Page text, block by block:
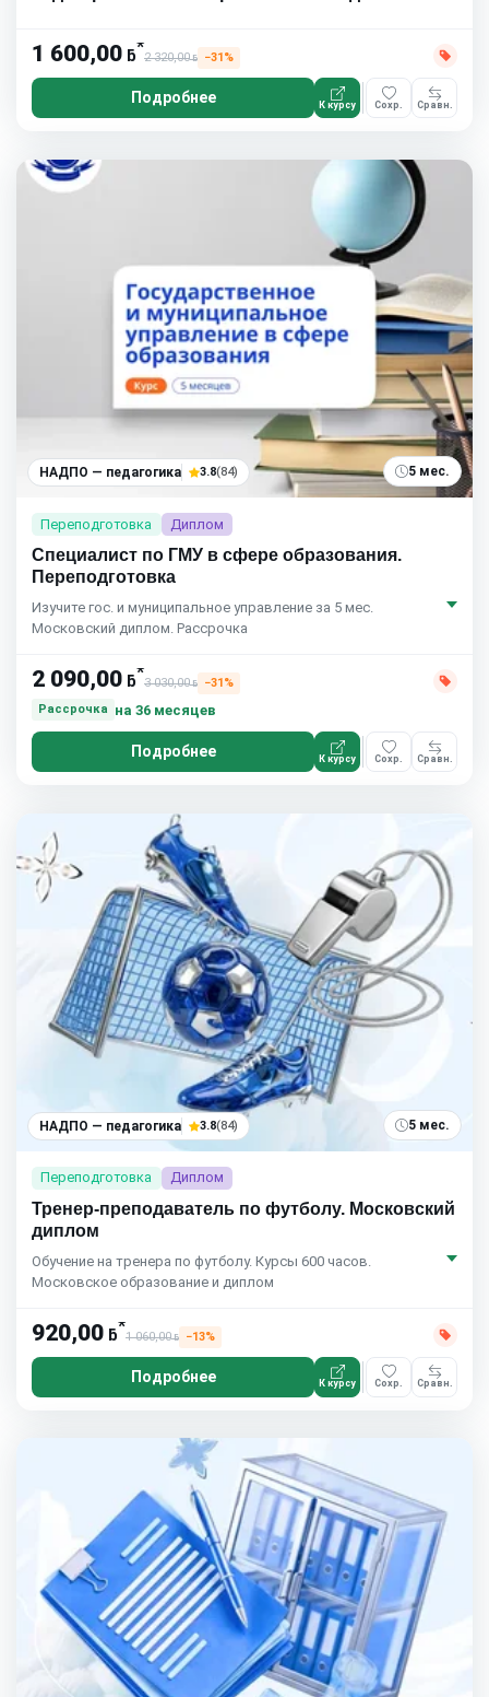
1 600,00 ƃ*
2 320,00ƃ −31%
Подробнее К курсу Сохр. Сравн.
НАДПО — педагогика 3.8(84) 5 мес.
Переподготовка Диплом
Специалист по ГМУ в сфере образования.
Переподготовка
Изучите гос. и муниципальное управление за 5 мес.
Московский диплом. Рассрочка
2 090,00 ƃ*
3 030,00ƃ
−31%
Рассрочка
на 36 месяцев
Подробнее К курсу Сохр. Сравн.
НАДПО — педагогика 3.8(84) 5 мес.
Переподготовка Диплом
Тренер-преподаватель по футболу. Московский
диплом
Обучение на тренера по футболу. Курсы 600 часов.
Московское образование и диплом
920,00 ƃ*
1 060,00ƃ −13%
Подробнее К курсу Сохр. Сравн.